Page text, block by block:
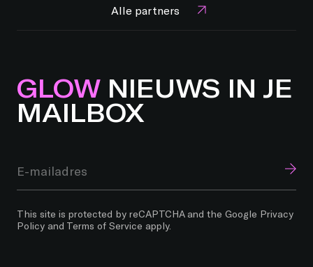
Alle partners
GLOWNIEUWS IN JE
MAILBOX
This site is protected by reCAPTCHA and the Google Privacy
Policy and Terms of Service apply.